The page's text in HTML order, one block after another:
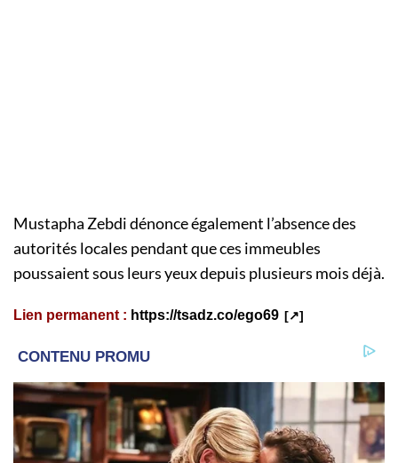
Mustapha Zebdi dénonce également l’absence des
autorités locales pendant que ces immeubles
poussaient sous leurs yeux depuis plusieurs mois déjà.
Lien permanent : https://tsadz.co/ego69